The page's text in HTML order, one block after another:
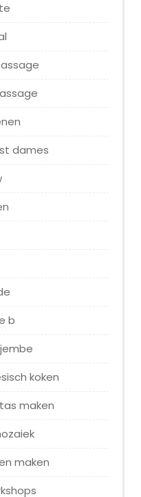
dames
b
koken
maken
maken